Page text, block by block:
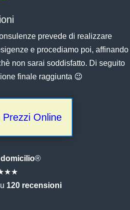
prevede di realizzare
e procediamo poi, affinando
non sarai soddisfatto. Di seguito
finale raggiunta 😉
Online
®
120 recensioni